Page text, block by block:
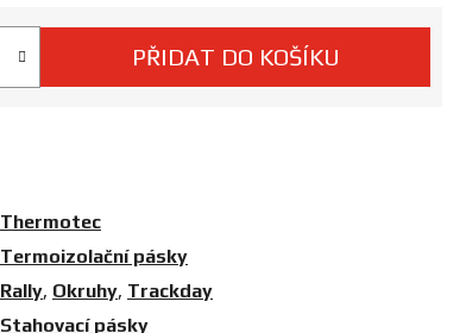
PŘIDAT DO KOŠÍKU
Thermotec
Termoizolační pásky
Rally, Okruhy, Trackday
Stahovací pásky